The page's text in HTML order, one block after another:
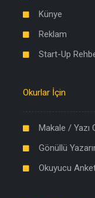
Künye
Reklam
Start-Up
Okurlar İçin
Makale / Yazı
Gönüllü
Okuyucu